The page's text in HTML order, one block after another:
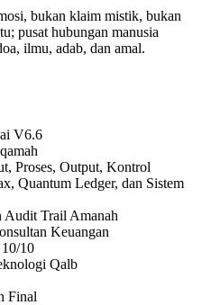
bukan klaim mistik, bukan
pusat hubungan manusia
ilmu, adab, dan amal.
V6.6
Proses, Output, Kontrol
Quantum Ledger, dan Sistem
Audit Trail Amanah
Keuangan
10
Qalb
Final